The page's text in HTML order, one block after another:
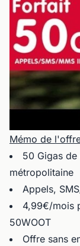
Mémo de
50 Gigas de
métropolitaine
Appels,
4,99€/mois
50WOOT
Offre sans